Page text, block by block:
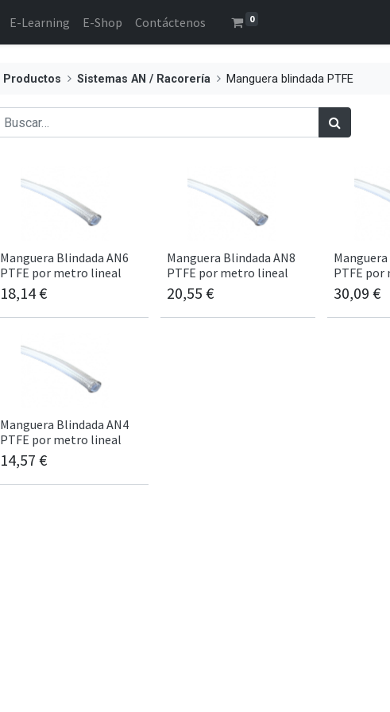
E-Learning E-Shop Contáctenos 0
Productos Sistemas AN / Racorería Manguera blindada PTFE
Manguera Blindada AN6
PTFE por metro lineal
18,14€
Manguera Blindada AN8
PTFE por metro lineal
20,55 €
PTFE
30,09 €
Manguera Blindada AN4
PTFE por metro lineal
14,57 €